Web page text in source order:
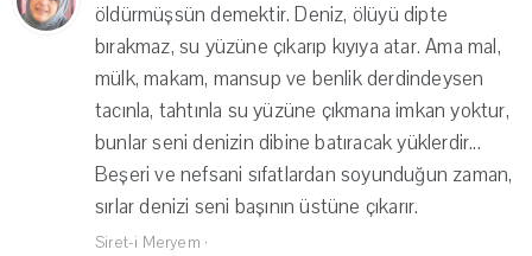
öldürmüşsün demektir. Deniz, ölüyü dipte
bırakmaz, su yüzüne çıkarıp kıyıya atar. Ama mal,
mülk, makam, mansup ve benlik derdindeysen
tacınla, tahtınla su yüzüne çıkmana imkan yoktur,
bunlar seni denizin dibine batıracak yüklerdir...
Beşeri ve nefsani sıfatlardan soyunduğun zaman,
sırlar denizi seni başının üstüne çıkarır.
Siret-i Meryem ·